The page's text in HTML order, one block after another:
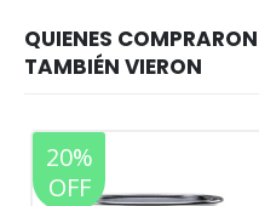
20%
OFF